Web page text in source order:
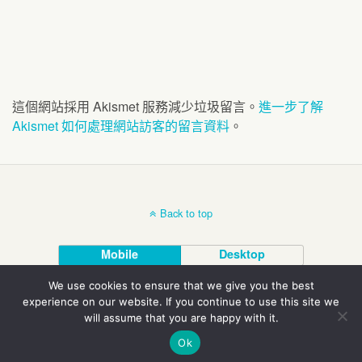
這個網站採用 Akismet 服務減少垃圾留言。 進一步了解
Akismet 如何處理網站訪客的留言資料 。
Back to top
Mobile Desktop
©1995-2020 陳凱劭
We use cookies to ensure that we give you the best
experience on our website. If you continue to use this site we
will assume that you are happy with it.
Ok